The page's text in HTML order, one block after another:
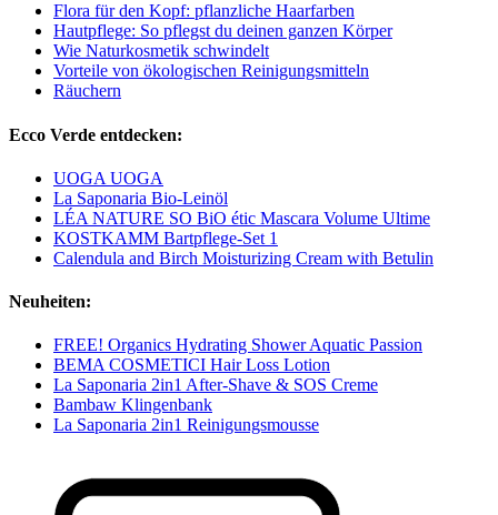
Flora für den Kopf: pflanzliche Haarfarben
Hautpflege: So pflegst du deinen ganzen Körper
Wie Naturkosmetik schwindelt
Vorteile von ökologischen Reinigungsmitteln
Räuchern
Ecco Verde entdecken:
UOGA UOGA
La Saponaria Bio-Leinöl
LÉA NATURE SO BiO étic Mascara Volume Ultime
KOSTKAMM Bartpflege-Set 1
Calendula and Birch Moisturizing Cream with Betulin
Neuheiten:
FREE! Organics Hydrating Shower Aquatic Passion
BEMA COSMETICI Hair Loss Lotion
La Saponaria 2in1 After-Shave & SOS Creme
Bambaw Klingenbank
La Saponaria 2in1 Reinigungsmousse